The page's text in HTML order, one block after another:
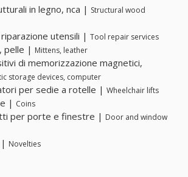
in legno, nca | Structural wood
utensili | Tool repair services
pelle | Mittens, leather
di memorizzazione magnetici,
storage devices, computer
per sedie a rotelle | Wheelchair lifts
| Coins
per porte e finestre | Door and window
Novelties